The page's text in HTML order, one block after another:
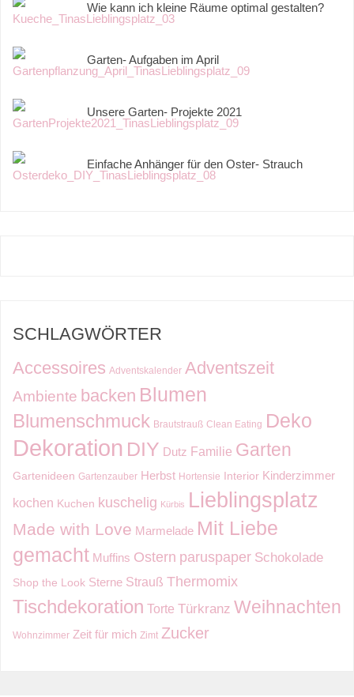
Wie kann ich kleine Räume optimal gestalten?
Garten- Aufgaben im April
Unsere Garten- Projekte 2021
Einfache Anhänger für den Oster- Strauch
SCHLAGWÖRTER
Accessoires Adventskalender Adventszeit
Ambiente backen Blumen
Blumenschmuck Brautstrauß Clean Eating Deko
Dekoration DIY Dutz Familie Garten
Gartenideen Gartenzauber Herbst Hortensie Interior Kinderzimmer
kochen Kuchen kuschelig Kürbis Lieblingsplatz
Made with Love Marmelade Mit Liebe
gemacht Muffins Ostern paruspaper Schokolade
Shop the Look Sterne Strauß Thermomix
Tischdekoration Torte Türkranz Weihnachten
Wohnzimmer Zeit für mich Zimt Zucker